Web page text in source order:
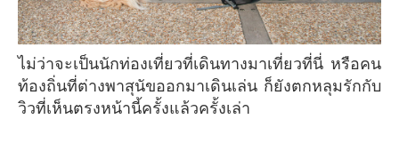
ไม่ว่าจะเป็นนักท่องเที่ยวที่เดินทางมาเที่ยวที่นี่ หรือคน
ท้องถิ่นที่ต่างพาสุนัขออกมาเดินเล่น ก็ยังตกหลุมรักกับ
วิวที่เห็นตรงหน้านี้ครั้งแล้วครั้งเล่า